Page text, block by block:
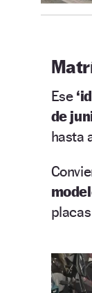
Ese
de
hasta